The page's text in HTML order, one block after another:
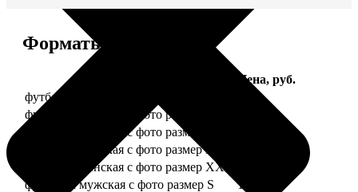
Форматы и цены
Цена, руб.
футболка женская с фото размер S
1490
футболка женская с фото размер M
футболка женская с фото размер L
футболка женская с фото размер XL
футболка женская с фото размер XXL
футболка мужская с фото размер S
1490